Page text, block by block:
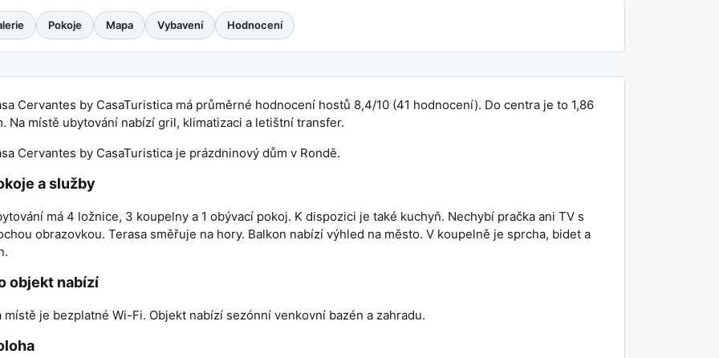
Pokoje Mapa Vybavení Hodnocení
Cervantes by CasaTuristica má průměrné hodnocení hostů 8,4/10 (41 hodnocení). Do centra je to 1,86
Na místě ubytování nabízí gril, klimatizaci a letištní transfer.
Cervantes by CasaTuristica je prázdninový dům v Rondě.
a služby
má 4 ložnice, 3 koupelny a 1 obývací pokoj. K dispozici je také kuchyň. Nechybí pračka ani TV s
obrazovkou. Terasa směřuje na hory. Balkon nabízí výhled na město. V koupelně je sprcha, bidet a
objekt nabízí
místě je bezplatné Wi-Fi. Objekt nabízí sezónní venkovní bazén a zahradu.